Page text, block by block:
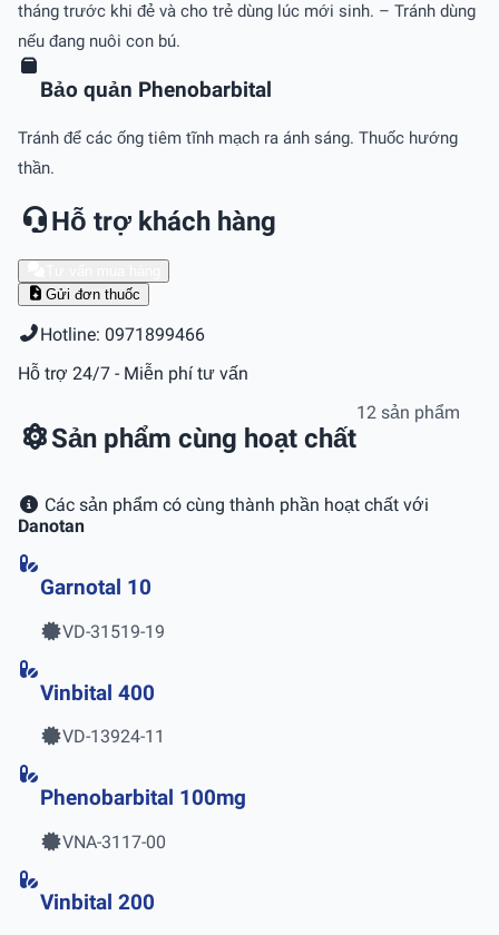
tháng trước khi đẻ và cho trẻ dùng lúc mới sinh. – Tránh dùng
nếu đang nuôi con bú.
Bảo quản Phenobarbital
Tránh để các ống tiêm tĩnh mạch ra ánh sáng. Thuốc hướng
thần.
Hỗ trợ khách hàng
Gửi đơn thuốc
Hotline: 0971899466
Hỗ trợ 24/7 - Miễn phí tư vấn
Sản phẩm cùng hoạt chất
12 sản phẩm
Các sản phẩm có cùng thành phần hoạt chất với
Danotan
Garnotal 10
VD-31519-19
Vinbital 400
VD-13924-11
Phenobarbital 100mg
VNA-3117-00
Vinbital 200